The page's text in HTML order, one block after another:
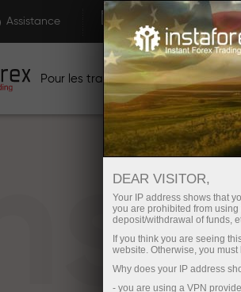
Assistance Ouverture rapide de
Pour les traders
Pour les traders
débutants
DEAR VISITOR,
Your IP address shows that
you are prohibited from
deposit/withdrawal of funds,
If you think you are seeing
website. Otherwise, you
Why does your IP address
- you are using a VPN